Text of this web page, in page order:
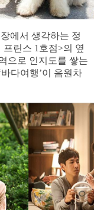
에서 생각하는 정
프린스 1호점>의 옆
으로 인지도를 쌓는
다여행’이 음원차